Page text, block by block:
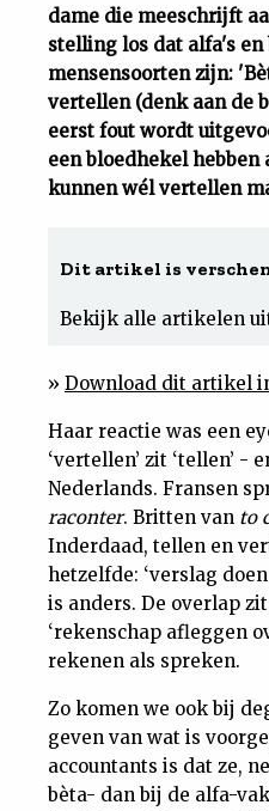
Feiten
Cijfers
Dossiers
Nieuwsbrief
Contact
dame die meeschrijft
stelling los dat alfa's
mensensoorten zijn:
vertellen (denk aan de
eerst fout wordt
een bloedhekel hebben
kunnen wél vertellen
Dit artikel is
Bekijk alle artikelen
» Download dit artikel
Haar reactie was een
‘vertellen’ zit ‘tellen’ -
Nederlands. Fransen
raconter. Britten van to
Inderdaad, tellen en
hetzelfde: ‘verslag
is anders. De overlap
‘rekenschap afleggen
rekenen als spreken.
Zo komen we ook bij
geven van wat is
accountants is dat ze,
bèta- dan bij de alfa-